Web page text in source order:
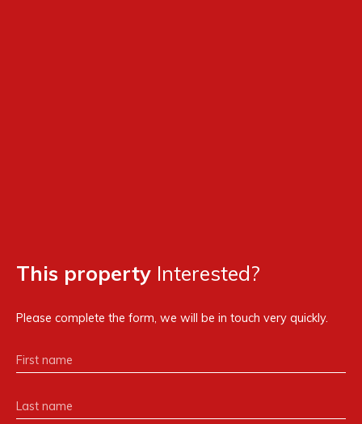
This property Interested?
Please complete the form, we will be in touch very quickly.
First name
Last name